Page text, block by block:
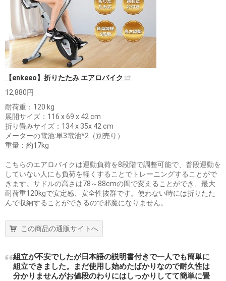
【enkeeo】折りたたみ エアロバイク
12,880円
耐荷重：120 kg
展開サイズ：116 x 69 x 42 cm
折り畳みサイズ：134 x 35x 42 cm
メーターの電池:単3電池*2（別売り）
重量：約17kg
こちらのエアロバイクは運動負荷を8段階で調整可能で、普段運動を
していない人にも負荷を軽くすることでトレーニングすることがで
きます。サドルの高さは78～88cmの間で変えることができ、最大
耐荷重120kgで安定感、安全性抜群です。使わない時には折りたた
んで収納することができるので邪魔になりません。
この商品の通販サイトへ
組立が不安でしたが日本語の説明書付きで一人でも簡単に
組立できました。まだ使用し始めたばかりなので耐久性は
分かりませんがお値段のわりにはしっかりしてて簡単に畳